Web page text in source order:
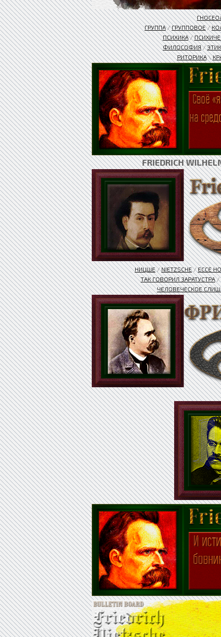
ГРУППА/ГРУППОВОЕ/
ПСИХИКА/
ФИЛОСОФИЯ/
РИТОРИКА\
FRIEDRICH
НИЦШЕ/NIETZSCHE/ЕССЕ
ТАК ГОВОРИЛ ЗАРАТУСТРА/
ЧЕЛОВЕЧЕСКОЕ